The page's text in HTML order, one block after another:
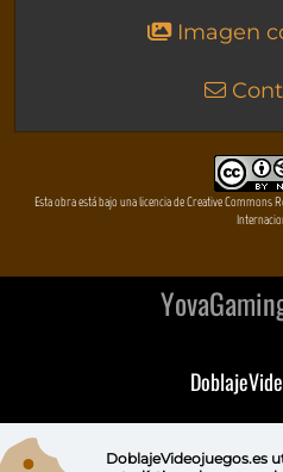
Imagen
Esta obra está bajo una licencia de Creative
DoblajeVideojuegos.es